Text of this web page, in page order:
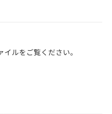
ルをご覧ください。